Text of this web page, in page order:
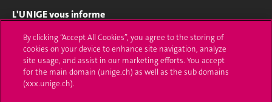
L'UNIGE vous informe
UNIGE Mobile
Médias
Offres d'emploi
By clicking “Accept All Cookies”, you agree to the storing of
cookies on your device to enhance site navigation, analyze
site usage, and assist in our marketing efforts. You accept
for the main domain (unige.ch) as well as the sub domains
(xxx.unige.ch).